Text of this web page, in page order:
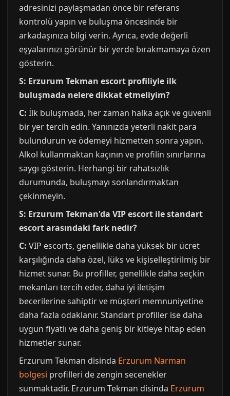
adresinizi paylaşmadan önce bir referans
kontrolü yapın ve buluşma öncesinde bir
arkadaşınıza bilgi verin. Ayrıca, evde değerli
eşyalarınızı görünür bir yerde bırakmamaya özen
gösterin.
S: Erzurum Tekman escort profiliyle ilk
buluşmada nelere dikkat etmeliyim?
C: İlk buluşmada, her zaman halka açık ve güvenli
bir yer tercih edin. Yanınızda yeterli nakit para
bulundurun ve ödemeyi hizmetten sonra yapın.
Alkol kullanmaktan kaçının ve profilin sınırlarına
saygı gösterin. Herhangi bir rahatsızlık
durumunda, buluşmayı sonlandırmaktan
çekinmeyin.
S: Erzurum Tekman'da VIP escort ile standart
escort arasındaki fark nedir?
C: VIP escorts, genellikle daha yüksek bir ücret
karşılığında daha özel, lüks ve kişiselleştirilmiş bir
hizmet sunar. Bu profiller, genellikle daha seçkin
mekanları tercih eder, daha iyi iletişim
becerilerine sahiptir ve müşteri memnuniyetine
daha fazla odaklanır. Standart profiller ise daha
uygun fiyatlı ve daha geniş bir kitleye hitap eden
hizmetler sunar.
Erzurum Tekman disinda Erzurum Narman
bolgesi profilleri de zengin secenekler
sunmaktadir. Erzurum Tekman disinda Erzurum